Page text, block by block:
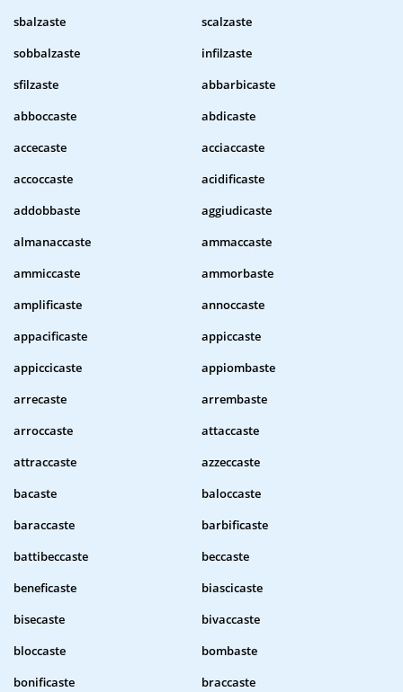
sbalzaste
scalzaste
sobbalzaste
infilzaste
sfilzaste
abbarbicaste
abboccaste
abdicaste
accecaste
acciaccaste
accoccaste
acidificaste
addobbaste
aggiudicaste
almanaccaste
ammaccaste
ammiccaste
ammorbaste
amplificaste
annoccaste
appacificaste
appiccaste
appiccicaste
appiombaste
arrecaste
arrembaste
arroccaste
attaccaste
attraccaste
azzeccaste
bacaste
baloccaste
baraccaste
barbificaste
battibeccaste
beccaste
beneficaste
biascicaste
bisecaste
bivaccaste
bloccaste
bombaste
bonificaste
braccaste